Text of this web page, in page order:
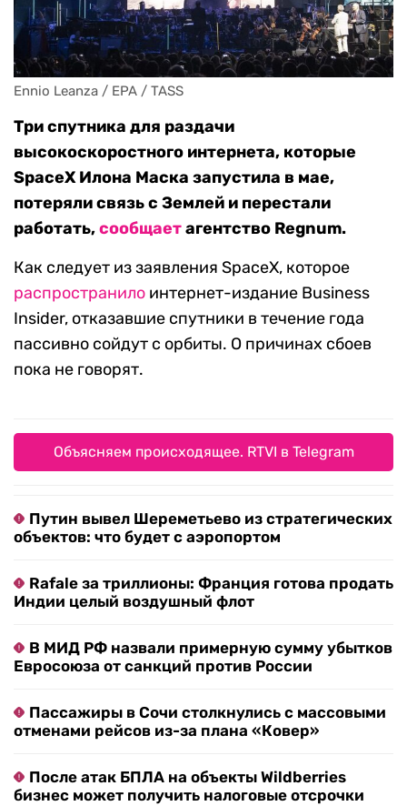
Ennio Leanza / EPA / TASS
Три спутника для раздачи
высокоскоростного интернета, которые
SpaceX Илона Маска запустила в мае,
потеряли связь с Землей и перестали
работать,сообщаетагентство Regnum.
Как следует из заявления SpaceX, которое
распространило интернет-издание Business
Insider, отказавшие спутники в течение года
пассивно сойдут с орбиты. О причинах сбоев
пока не говорят.
Объясняем происходящее. RTVI в Telegram
Путин вывел Шереметьево из стратегических
объектов: что будет с аэропортом
Rafale за триллионы: Франция готова продать
Индии целый воздушный флот
В МИД РФ назвали примерную сумму убытков
Евросоюза от санкций против России
Пассажиры в Сочи столкнулись с массовыми
отменами рейсов из-за плана «Ковер»
После атак БПЛА на объекты Wildberries
бизнес может получить налоговые отсрочки